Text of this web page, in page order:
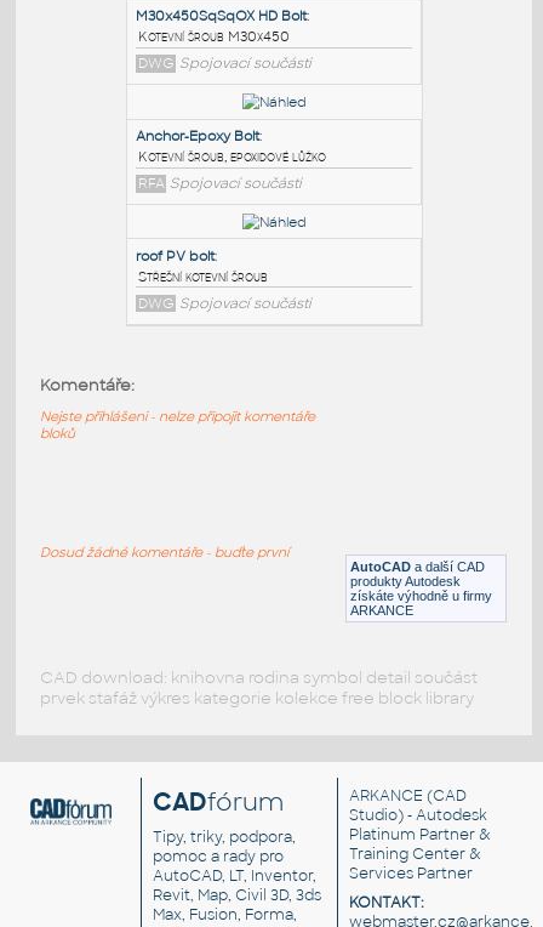
PODOBNÉ BLOKY
Ocelový kotevní šroub
DWG Úchyty, spoje
M30x450SqSqOX HD Bolt:
Kotevní šroub M30x450
DWG Spojovací součásti
Střešní kotevní šroub
Spojovací součásti
AutoCAD a další CAD
produkty Autodesk
získáte výhodně u firmy
ARKANCE
Komentáře:
Nejste přihlášeni - nelze připojit komentáře
bloků
Dosud žádné komentáře - buďte první
CAD download: knihovna rodina symbol detail součást
prvek stafáž výkres kategorie kolekce free block library
CADfórum
Tipy, triky, podpora,
pomoc a rady pro
AutoCAD, LT, Inventor,
Revit, Map, Civil 3D, 3ds
Max, Fusion, Forma,
ARKANCE (CAD
Studio) - Autodesk
Platinum Partner &
Training Center &
Services Partner
KONTAKT: